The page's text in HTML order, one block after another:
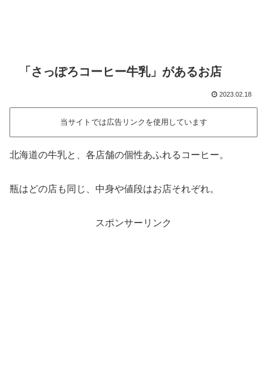
「さっぽろコーヒー牛乳」があるお店
2023.02.18
当サイトでは広告リンクを使用しています
北海道の牛乳と、各店舗の個性あふれるコーヒー。
瓶はどの店も同じ、中身や値段はお店それぞれ。
スポンサーリンク